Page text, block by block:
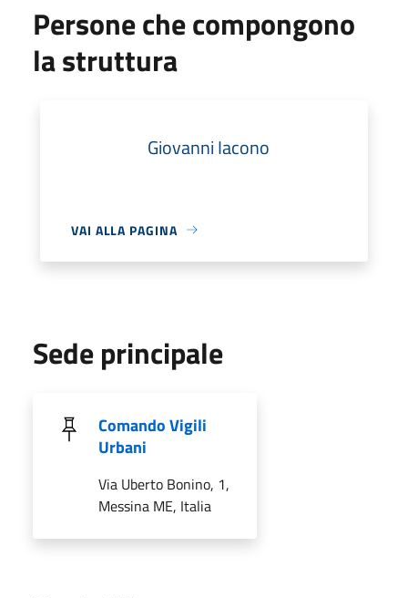
Persone che compongono
la struttura
Giovanni Iacono
VAI ALLA PAGINA
Sede principale
Comando Vigili
Urbani
Via Uberto Bonino, 1,
Messina ME, Italia